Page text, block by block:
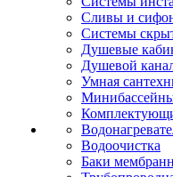
Сливы и
Системы
Душевые
Душевой
Умная
Водоочистка
Баки